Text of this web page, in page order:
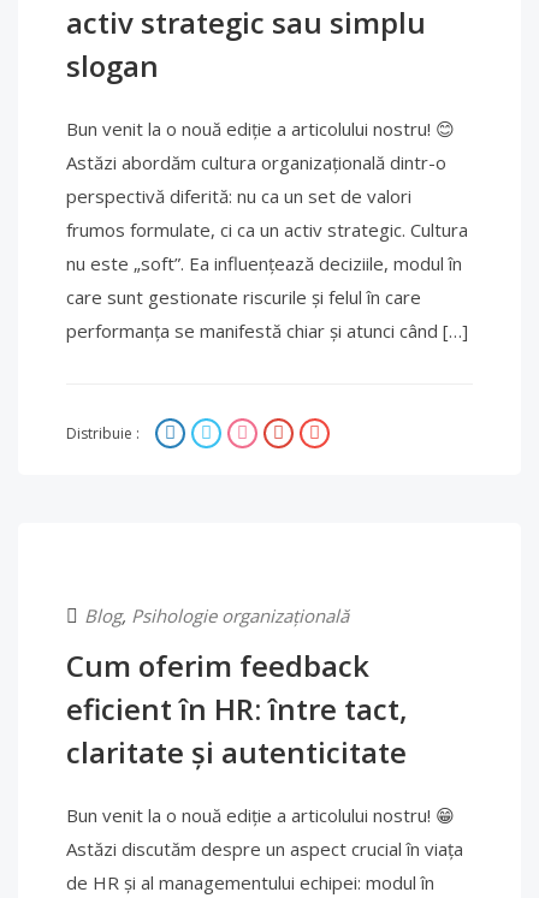
activ strategic sau simplu
slogan
Bun venit la o nouă ediție a articolului nostru! 😊
Astăzi abordăm cultura organizațională dintr-o
perspectivă diferită: nu ca un set de valori
frumos formulate, ci ca un activ strategic. Cultura
nu este „soft”. Ea influențează deciziile, modul în
care sunt gestionate riscurile și felul în care
performanța se manifestă chiar și atunci când […]
Distribuie :
Blog, Psihologie organizațională
Cum oferim feedback
eficient în HR: între tact,
claritate și autenticitate
Bun venit la o nouă ediție a articolului nostru! 😁
Astăzi discutăm despre un aspect crucial în viața
de HR și al managementului echipei: modul în